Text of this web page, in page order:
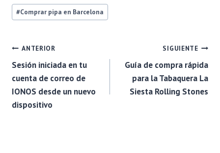
Etiquetas
de
entrada:
#Comprar pipa en Barcelona
NAVEGACIÓN
DE
ENTRADAS
ANTERIOR
Sesión iniciada en tu
cuenta de correo de
IONOS desde un nuevo
dispositivo
SIGUIENTE
Guía de compra rápida
para la Tabaquera La
Siesta Rolling Stones